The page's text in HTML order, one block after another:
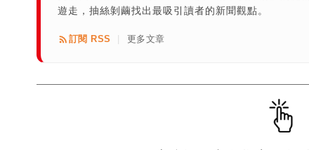
遊走，抽絲剝繭找出最吸引讀者的新聞觀點。
訂閱 RSS 更多文章